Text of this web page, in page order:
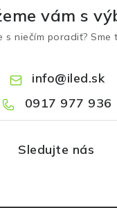
vám s
s niečím poradiť? Sme
info@iled.sk
0917 977 936